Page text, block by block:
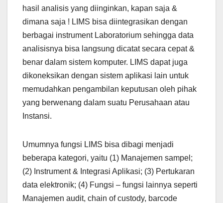
hasil analisis yang diinginkan, kapan saja &
dimana saja ! LIMS bisa diintegrasikan dengan
berbagai instrument Laboratorium sehingga data
analisisnya bisa langsung dicatat secara cepat &
benar dalam sistem komputer. LIMS dapat juga
dikoneksikan dengan sistem aplikasi lain untuk
memudahkan pengambilan keputusan oleh pihak
yang berwenang dalam suatu Perusahaan atau
Instansi.
Umumnya fungsi LIMS bisa dibagi menjadi
beberapa kategori, yaitu (1) Manajemen sampel;
(2) Instrument & Integrasi Aplikasi; (3) Pertukaran
data elektronik; (4) Fungsi – fungsi lainnya seperti
Manajemen audit, chain of custody, barcode